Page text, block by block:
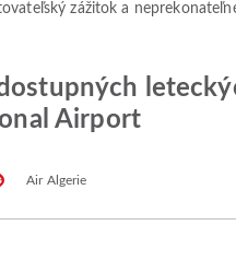
zážitok a
Airport
Air Algerie